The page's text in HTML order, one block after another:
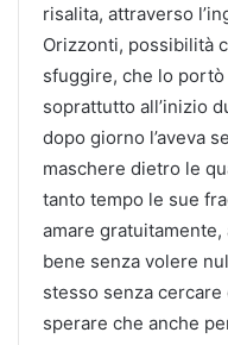
risalita, attraverso
Orizzonti, possibilità
sfuggire, che lo
soprattutto all’inizio
dopo giorno l’aveva
maschere dietro le
tanto tempo le sue
amare
bene senza volere
stesso senza
sperare che anche